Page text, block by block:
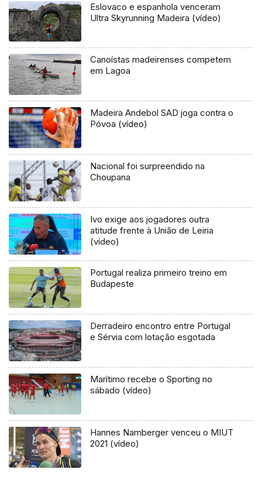
Eslovaco e espanhola venceram
Ultra Skyrunning Madeira (vídeo)
Canoístas madeirenses competem
em Lagoa
Madeira Andebol SAD joga contra o
Póvoa (vídeo)
Nacional foi surpreendido na
Choupana
Ivo exige aos jogadores outra
atitude frente à União de Leiria
(vídeo)
Portugal realiza primeiro treino em
Budapeste
Derradeiro encontro entre Portugal
e Sérvia com lotação esgotada
Marítimo recebe o Sporting no
sábado (vídeo)
Hannes Namberger venceu o MIUT
2021 (vídeo)